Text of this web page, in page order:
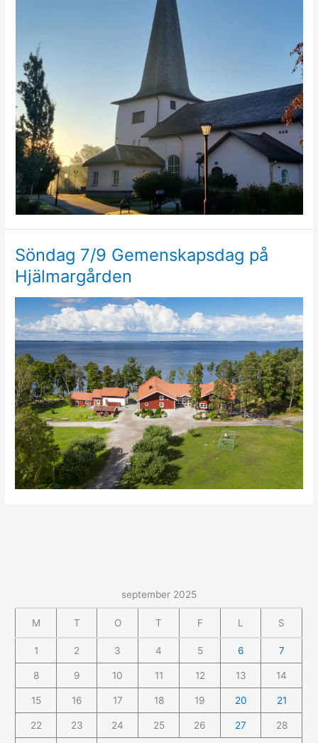
Söndag 7/9 Gemenskapsdag på
Hjälmargården
september 2025
M T O T F L S
1 2 3 4 5 6 7
8 9 10 11 12 13 14
15 16 17 18 19 20 21
22 23 24 25 26 27 28